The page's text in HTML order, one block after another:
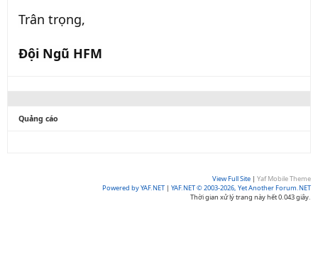
Trân trọng,
Đội Ngũ HFM
Quảng cáo
View Full Site | Yaf Mobile Theme
Powered by YAF.NET | YAF.NET © 2003-2026, Yet Another Forum.NET
Thời gian xử lý trang này hết 0.043 giây.